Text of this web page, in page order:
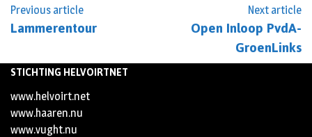
Previous article
Lammerentour
Next article
Open Inloop PvdA-
GroenLinks
STICHTING HELVOIRTNET
www.helvoirt.net
www.haaren.nu
www.vught.nu